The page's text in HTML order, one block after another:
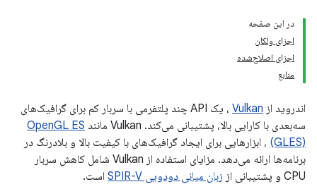
در این صفحه
اجزای ولکان
اجزای اصلاح‌شده
منابع
اندروید از Vulkan
، یک API چند پلتفرمی با سربار کم برای گرافیک‌های
سه‌بعدی با کارایی بالا، پشتیبانی می‌کند. Vulkan مانند
OpenGL ES
(GLES) ، ابزارهایی برای ایجاد گرافیک‌های با کیفیت بالا و بلادرنگ در
برنامه‌ها ارائه می‌دهد. مزایای استفاده از Vulkan شامل کاهش سربار
CPU و پشتیبانی از
زبان میانی دودویی SPIR-V
است.